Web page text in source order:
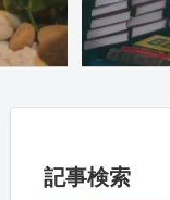
記事検索